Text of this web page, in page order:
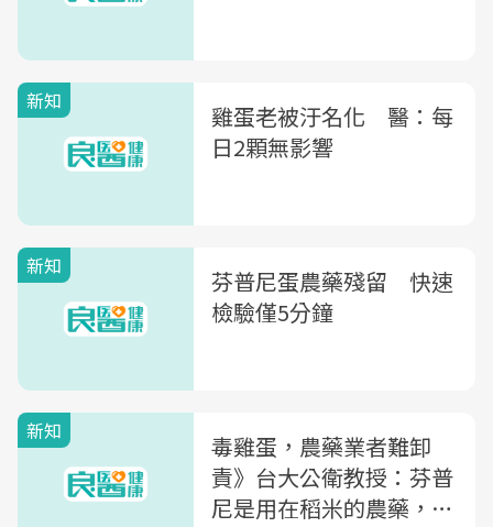
新知
雞蛋老被汙名化 醫：每
日2顆無影響
新知
芬普尼蛋農藥殘留 快速
檢驗僅5分鐘
新知
毒雞蛋，農藥業者難卸
責》台大公衛教授：芬普
尼是用在稻米的農藥，蛋